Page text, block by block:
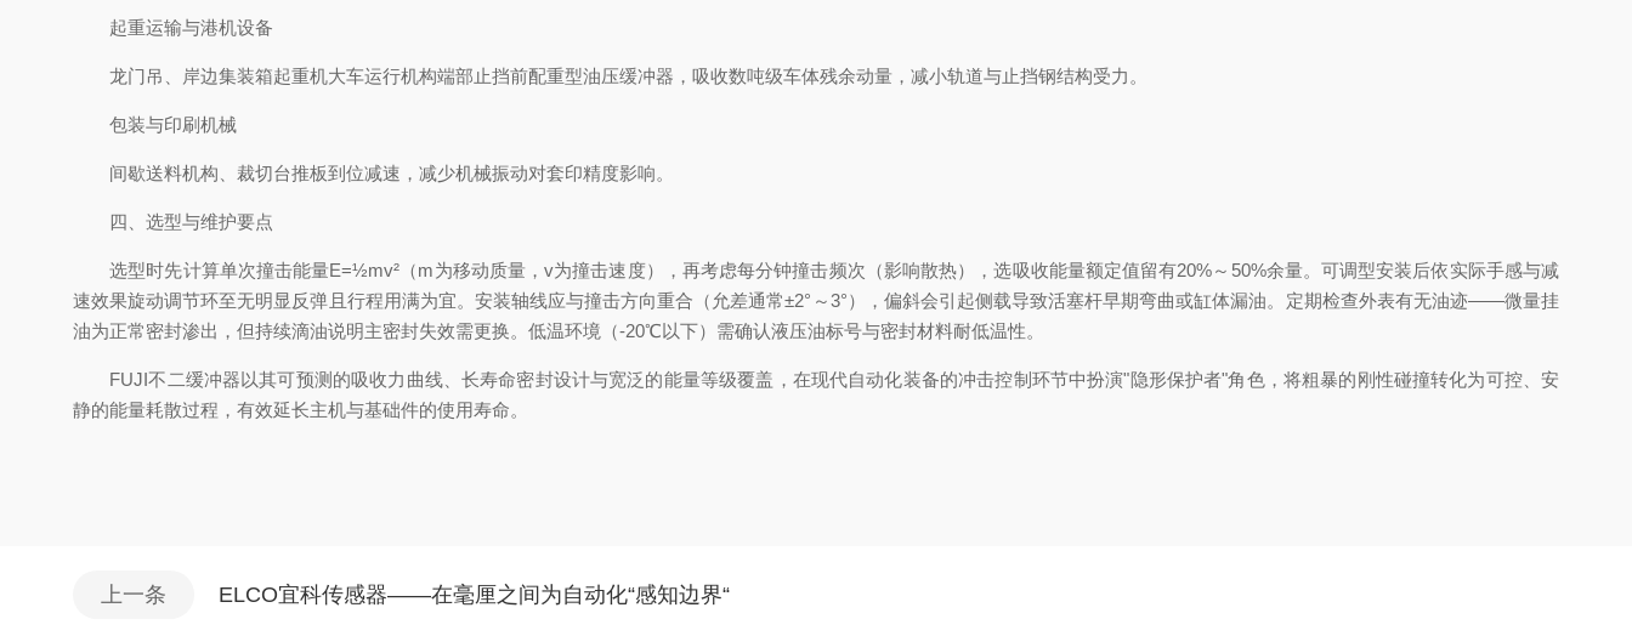
起重运输与港机设备​
龙门吊、岸边集装箱起重机大车运行机构端部止挡前配重型油压缓冲器，吸收数吨级车体残余动量，减小轨道与止挡钢结构受力。
包装与印刷机械​
间歇送料机构、裁切台推板到位减速，减少机械振动对套印精度影响。
四、选型与维护要点
选型时先计算单次撞击能量E=½mv²（m为移动质量，v为撞击速度），再考虑每分钟撞击频次（影响散热），选吸收能量额定值留有20%～50%余量。可调型安装后依实际手感与减
速效果旋动调节环至无明显反弹且行程用满为宜。安装轴线应与撞击方向重合（允差通常±2°～3°），偏斜会引起侧载导致活塞杆早期弯曲或缸体漏油。定期检查外表有无油迹——微量挂
油为正常密封渗出，但持续滴油说明主密封失效需更换。低温环境（-20℃以下）需确认液压油标号与密封材料耐低温性。
FUJI不二缓冲器以其可预测的吸收力曲线、长寿命密封设计与宽泛的能量等级覆盖，在现代自动化装备的冲击控制环节中扮演"隐形保护者"角色，将粗暴的刚性碰撞转化为可控、安
静的能量耗散过程，有效延长主机与基础件的使用寿命。
上一条 ELCO宜科传感器——在毫厘之间为自动化“感知边界“